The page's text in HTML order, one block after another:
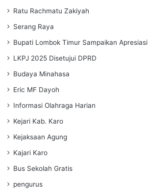
Ratu Rachmatu Zakiyah
Serang Raya
Bupati Lombok Timur Sampaikan Apresiasi
LKPJ 2025 Disetujui DPRD
Budaya Minahasa
Eric MF Dayoh
Informasi Olahraga Harian
Kejari Kab. Karo
Kejaksaan Agung
Kajari Karo
Bus Sekolah Gratis
pengurus